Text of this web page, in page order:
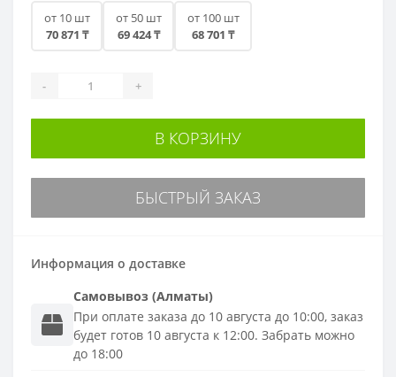
от 10 шт
70 871 ₸
от 50 шт
69 424 ₸
от 100 шт
68 701 ₸
- +
В КОРЗИНУ
БЫСТРЫЙ ЗАКАЗ
Информация о доставке
Самовывоз (Алматы)
При оплате заказа до 10 августа до 10:00, заказ
будет готов 10 августа к 12:00. Забрать можно
до 18:00